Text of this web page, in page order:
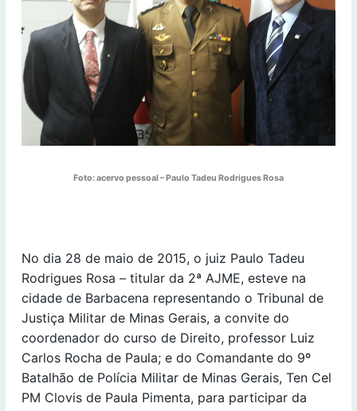
Foto: acervo pessoal – Paulo Tadeu Rodrigues Rosa
No dia 28 de maio de 2015, o juiz Paulo Tadeu
Rodrigues Rosa – titular da 2ª AJME, esteve na
cidade de Barbacena representando o Tribunal de
Justiça Militar de Minas Gerais, a convite do
coordenador do curso de Direito, professor Luiz
Carlos Rocha de Paula; e do Comandante do 9º
Batalhão de Polícia Militar de Minas Gerais, Ten Cel
PM Clovis de Paula Pimenta, para participar da